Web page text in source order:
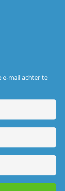
e-mail achter te